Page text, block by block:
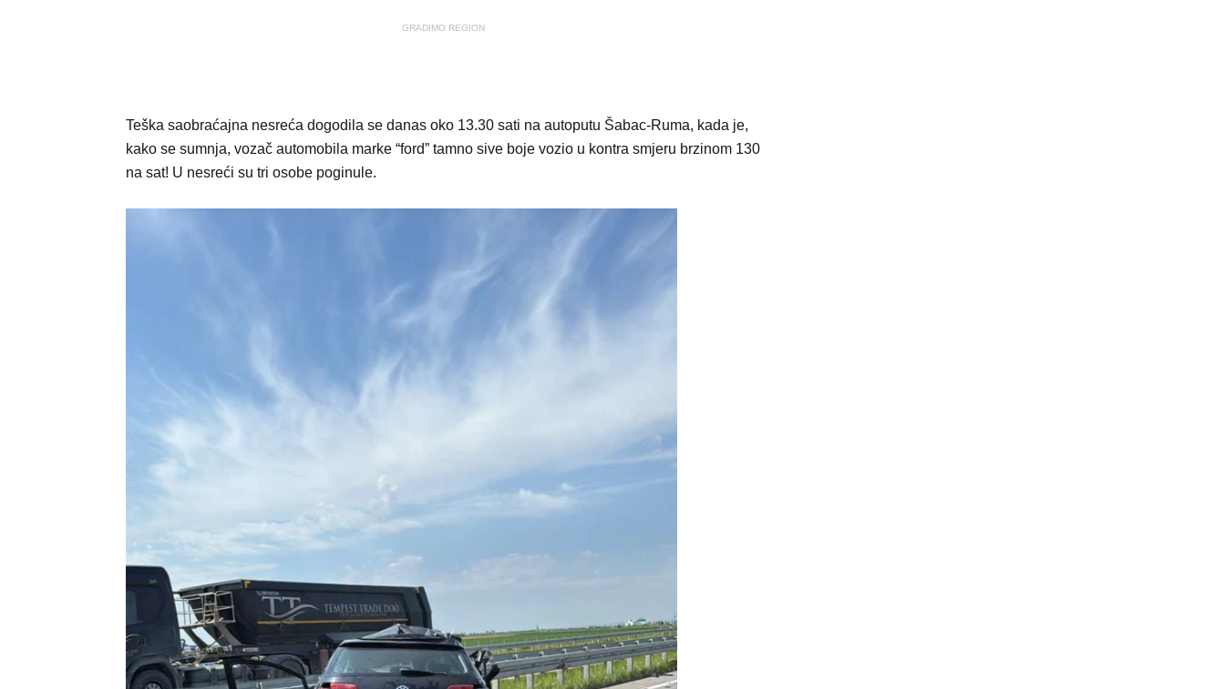
GRADIMO REGION
Teška saobraćajna nesreća dogodila se danas oko 13.30 sati na autoputu Šabac-Ruma, kada je,
kako se sumnja, vozač automobila marke “ford” tamno sive boje vozio u kontra smjeru brzinom 130
na sat! U nesreći su tri osobe poginule.